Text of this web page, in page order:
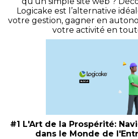
Logicake est l’alternative
votre gestion, gagner en
votre activité en
#1 L'Art de la Prospérité:
dans le Monde de